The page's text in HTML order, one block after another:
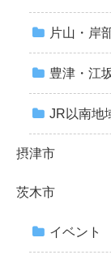
片山・岸
豊津・江
JR以南地
摂津市
茨木市
イベント